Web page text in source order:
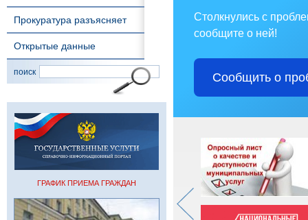
Прокуратура разъясняет
Открытые данные
поиск
ГРАФИК ПРИЕМА ГРАЖДАН
Столкнулись с
сообщите о ней!
Сообщить о